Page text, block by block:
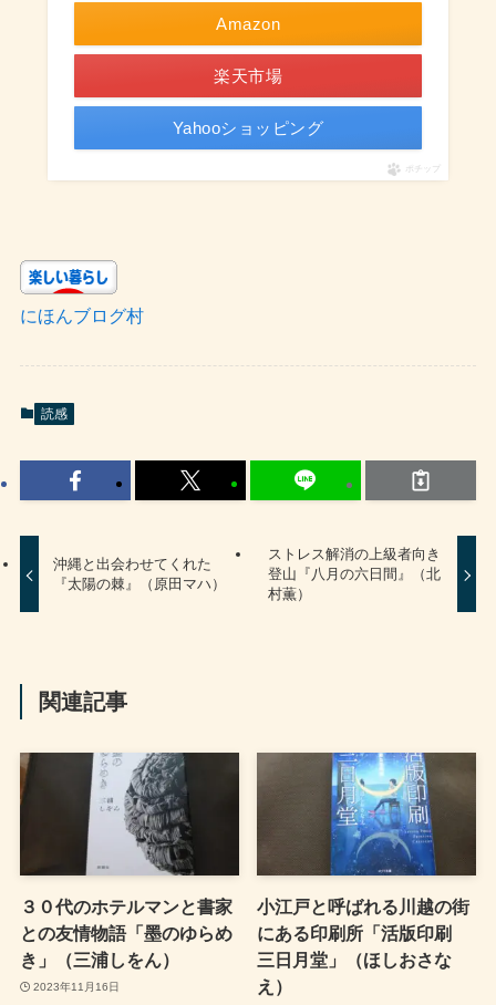
Amazon
楽天市場
Yahooショッピング
ポチップ
にほんブログ村
読感
沖縄と出会わせてくれた
『太陽の棘』（原田マハ）
ストレス解消の上級者向き
登山『八月の六日間』（北
村薫）
関連記事
３０代のホテルマンと書家
との友情物語「墨のゆらめ
き」（三浦しをん）
2023年11月16日
小江戸と呼ばれる川越の街
にある印刷所「活版印刷
三日月堂」（ほしおさな
え）